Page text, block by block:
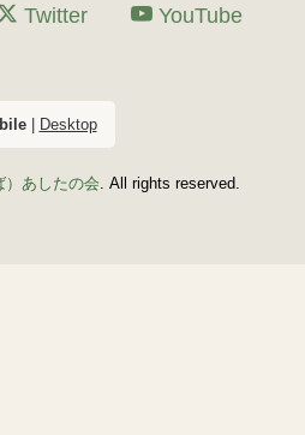
Twitter YouTube
| Desktop
）あしたの会. All rights reserved.